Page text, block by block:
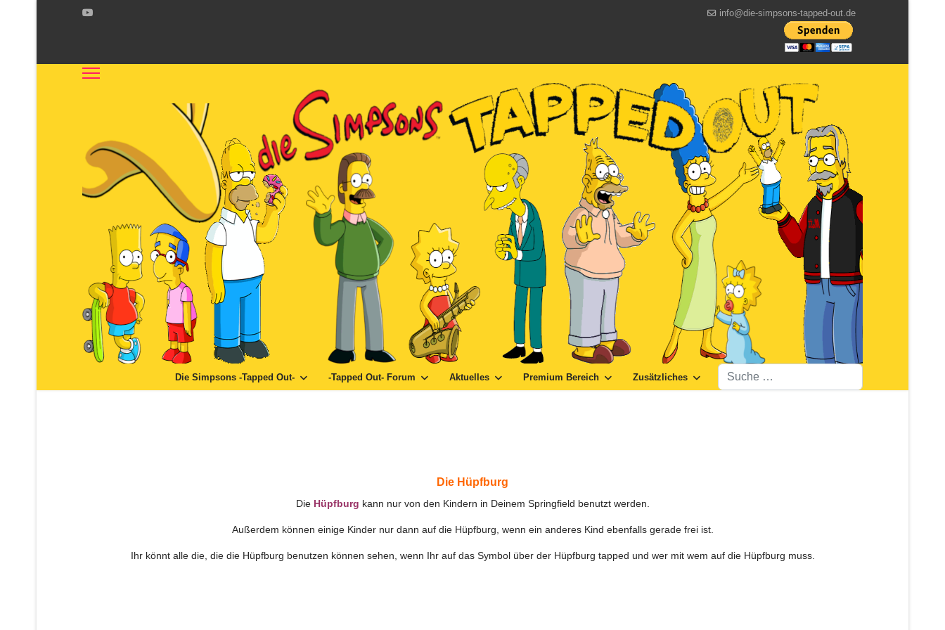
info@die-simpsons-tapped-out.de
Die Simpsons -Tapped Out- -Tapped Out- Forum Aktuelles Premium Bereich Zusätzliches
Suchen
Die Hüpfburg
Die Hüpfburg kann nur von den Kindern in Deinem Springfield benutzt werden.
Außerdem können einige Kinder nur dann auf die Hüpfburg, wenn ein anderes Kind ebenfalls gerade frei ist.
Ihr könnt alle die, die die Hüpfburg benutzen können sehen, wenn Ihr auf das Symbol über der Hüpfburg tapped und wer mit wem auf die Hüpfburg muss.